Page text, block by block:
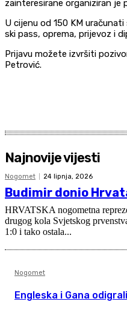
zainteresirane organiziran je
U cijenu od 150 KM
ski pass, oprema, prijevoz i
Prijavu možete izvršiti
Petrović.
Najnovije vijesti
Nogomet 24 lipnja, 2026
Budimir donio
HRVATSKA nogometna
drugog kola Svjetskog
1:0 i tako ostala...
Nogomet
Engleska i Gana